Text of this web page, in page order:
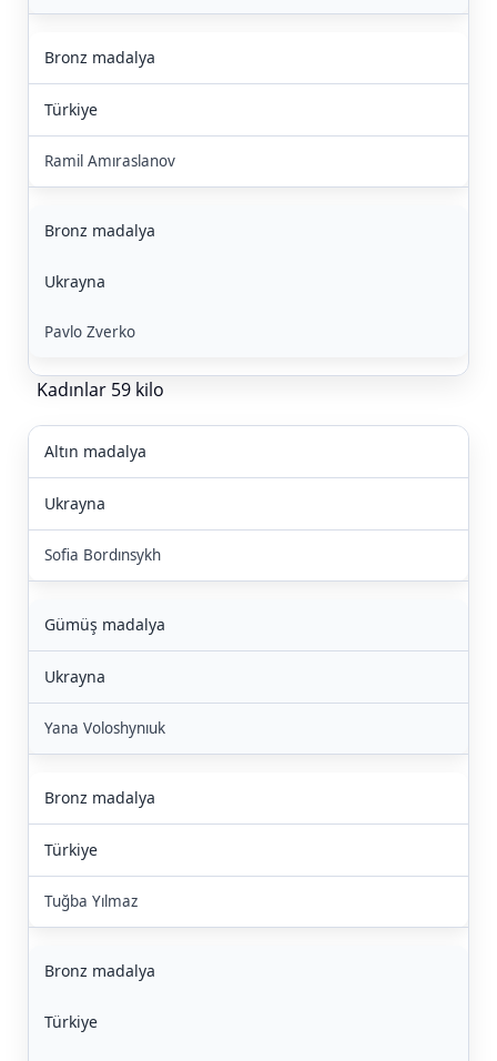
Bronz madalya
Türkiye
Ramil Amıraslanov
Bronz madalya
Ukrayna
Pavlo Zverko
Kadınlar 59 kilo
Altın madalya
Ukrayna
Sofia Bordınsykh
Gümüş madalya
Ukrayna
Yana Voloshynıuk
Bronz madalya
Türkiye
Tuğba Yılmaz
Bronz madalya
Türkiye